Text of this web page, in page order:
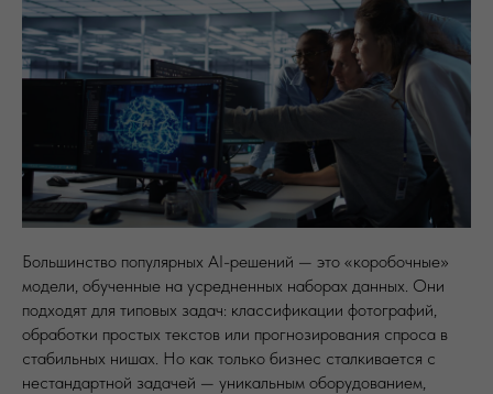
Большинство популярных AI-решений — это «коробочные»
модели, обученные на усредненных наборах данных. Они
подходят для типовых задач: классификации фотографий,
обработки простых текстов или прогнозирования спроса в
стабильных нишах. Но как только бизнес сталкивается с
нестандартной задачей — уникальным оборудованием,